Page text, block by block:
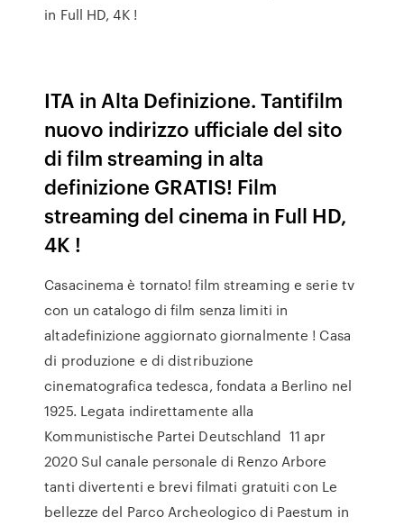
in Full HD, 4K !
ITA in Alta Definizione. Tantifilm
nuovo indirizzo ufficiale del sito
di film streaming in alta
definizione GRATIS! Film
streaming del cinema in Full HD,
4K !
Casacinema è tornato! film streaming e serie tv
con un catalogo di film senza limiti in
altadefinizione aggiornato giornalmente ! Casa
di produzione e di distribuzione
cinematografica tedesca, fondata a Berlino nel
1925. Legata indirettamente alla
Kommunistische Partei Deutschland 11 apr
2020 Sul canale personale di Renzo Arbore
tanti divertenti e brevi filmati gratuiti con Le
bellezze del Parco Archeologico di Paestum in